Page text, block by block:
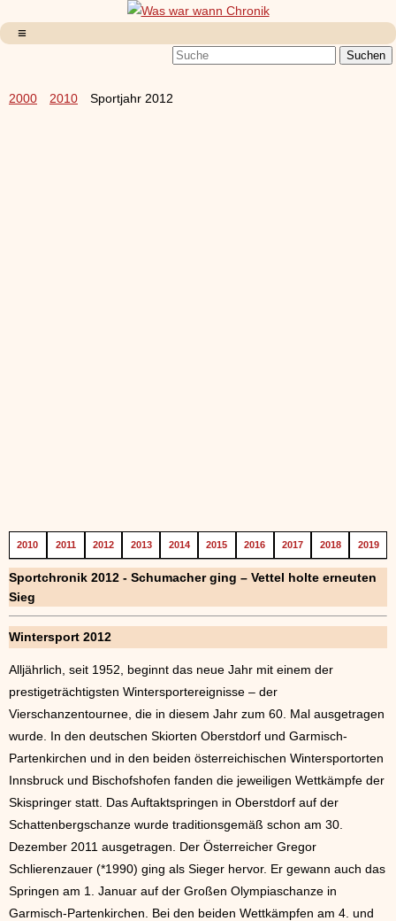
2000 2010 Sportjahr 2012
2010 2011 2012 2013 2014 2015 2016 2017 2018 2019
Sportchronik 2012 - Schumacher ging – Vettel holte erneuten
Sieg
Wintersport 2012
Alljährlich, seit 1952, beginnt das neue Jahr mit einem der
prestigeträchtigsten Wintersportereignisse – der
Vierschanzentournee, die in diesem Jahr zum 60. Mal ausgetragen
wurde. In den deutschen Skiorten Oberstdorf und Garmisch-
Partenkirchen und in den beiden österreichischen Wintersportorten
Innsbruck und Bischofshofen fanden die jeweiligen Wettkämpfe der
Skispringer statt. Das Auftaktspringen in Oberstdorf auf der
Schattenbergschanze wurde traditionsgemäß schon am 30.
Dezember 2011 ausgetragen. Der Österreicher Gregor
Schlierenzauer (*1990) ging als Sieger hervor. Er gewann auch das
Springen am 1. Januar auf der Großen Olympiaschanze in
Garmisch-Partenkirchen. Bei den beiden Wettkämpfen am 4. und